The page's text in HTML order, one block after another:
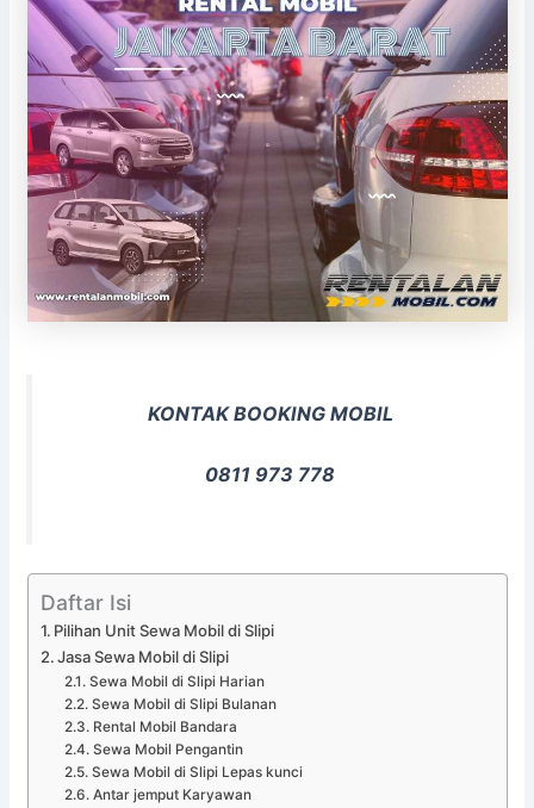
KONTAK BOOKING MOBIL
0811 973 778
Daftar Isi
Pilihan Unit Sewa Mobil di Slipi
Jasa Sewa Mobil di Slipi
Sewa Mobil di Slipi Harian
Sewa Mobil di Slipi Bulanan
Rental Mobil Bandara
Sewa Mobil Pengantin
Sewa Mobil di Slipi Lepas kunci
Antar jemput Karyawan